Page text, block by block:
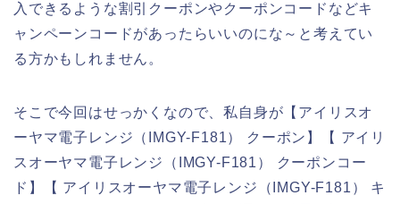
入できるような割引クーポンやクーポンコードなどキ
ャンペーンコードがあったらいいのにな～と考えてい
る方かもしれません。
そこで今回はせっかくなので、私自身が【アイリスオ
ーヤマ電子レンジ（IMGY-F181） クーポン】【 アイリ
スオーヤマ電子レンジ（IMGY-F181） クーポンコー
ド】【 アイリスオーヤマ電子レンジ（IMGY-F181） キ